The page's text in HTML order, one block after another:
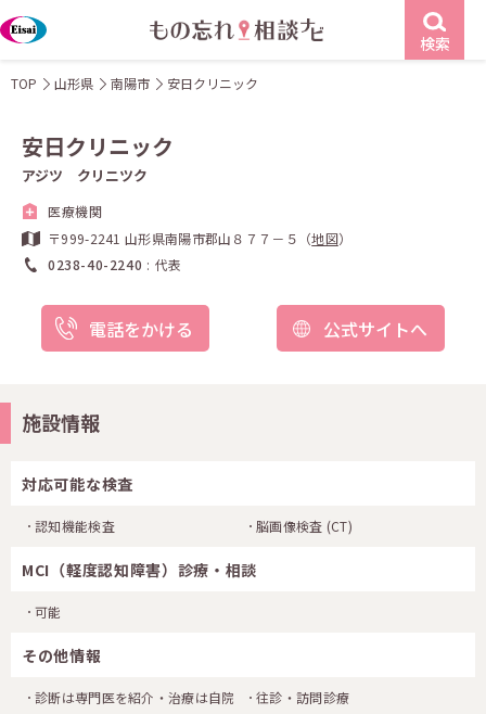
検索
TOP 山形県 南陽市 安日クリニック
安日クリニック
アジツ クリニツク
医療機関
〒999-2241 山形県南陽市郡山８７７－５（地図）
0238-40-2240
代表
電話をかける 公式サイトへ
施設情報
対応可能な検査
認知機能検査 脳画像検査 (CT)
MCI（軽度認知障害）診療・相談
可能
その他情報
診断は専門医を紹介・治療は自院
往診・訪問診療